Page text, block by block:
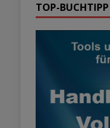
TOP-BUCHTIPP